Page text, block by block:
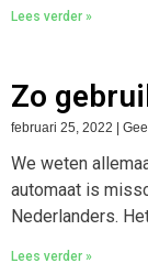
Lees verder »
Zo
februari 25, 2022
We weten
automaat is
Nederlanders.
Lees verder »